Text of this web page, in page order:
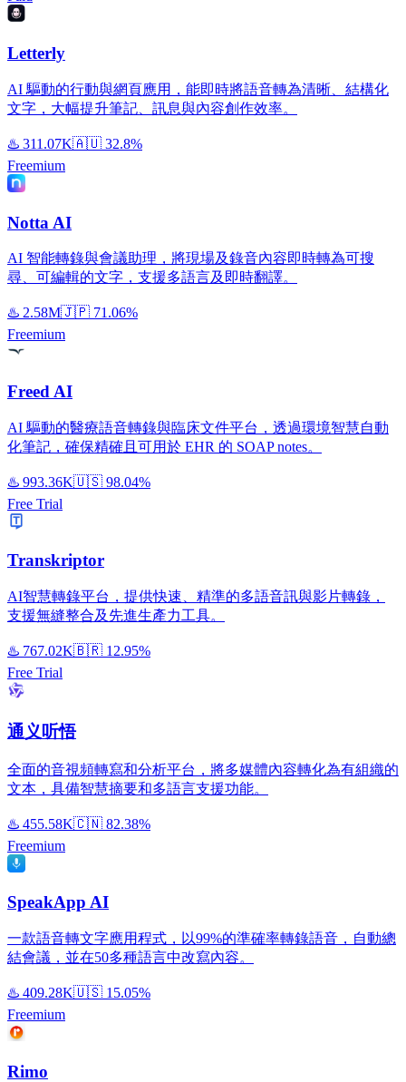
Letterly
AI 驅動的行動與網頁應用，能即時將語音轉為清晰、結構化
文字，大幅提升筆記、訊息與內容創作效率。
♨️ 311.07K🇦🇺 32.8%
Freemium
Notta AI
AI 智能轉錄與會議助理，將現場及錄音內容即時轉為可搜
尋、可編輯的文字，支援多語言及即時翻譯。
♨️ 2.58M🇯🇵 71.06%
Freemium
Freed AI
AI 驅動的醫療語音轉錄與臨床文件平台，透過環境智慧自動
化筆記，確保精確且可用於 EHR 的 SOAP notes。
♨️ 993.36K🇺🇸 98.04%
Free Trial
Transkriptor
AI智慧轉錄平台，提供快速、精準的多語音訊與影片轉錄，
支援無縫整合及先進生產力工具。
♨️ 767.02K🇧🇷 12.95%
Free Trial
通义听悟
全面的音視頻轉寫和分析平台，將多媒體內容轉化為有組織的
文本，具備智慧摘要和多語言支援功能。
♨️ 455.58K🇨🇳 82.38%
Freemium
SpeakApp AI
一款語音轉文字應用程式，以99%的準確率轉錄語音，自動總
結會議，並在50多種語言中改寫內容。
♨️ 409.28K🇺🇸 15.05%
Freemium
Rimo